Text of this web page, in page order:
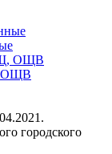
ОЩВ
городского